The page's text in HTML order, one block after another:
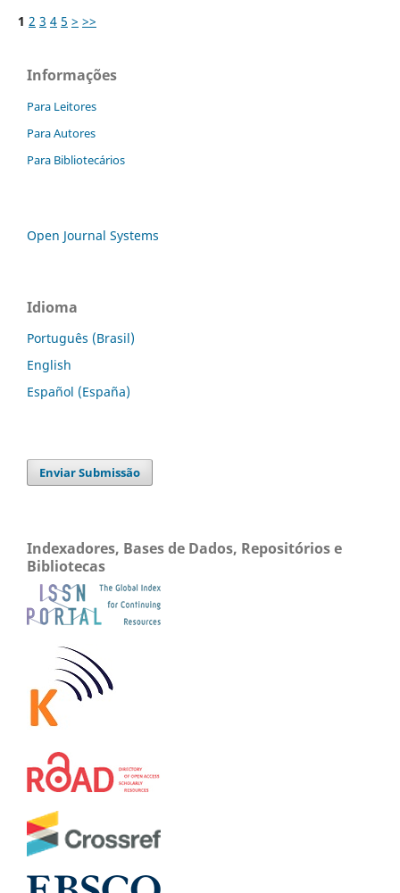
1 2 3 4 5 > >>
Informações
Para Leitores
Para Autores
Para Bibliotecários
Open Journal Systems
Idioma
Português (Brasil)
English
Español (España)
Enviar Submissão
Indexadores, Bases de Dados, Repositórios e
Bibliotecas